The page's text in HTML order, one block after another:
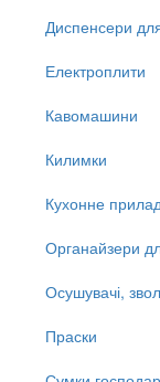
Диспенсери
Електроплити
Кавомашини
Килимки
Кухонне
Органайзери
Осушувачі,
Праски